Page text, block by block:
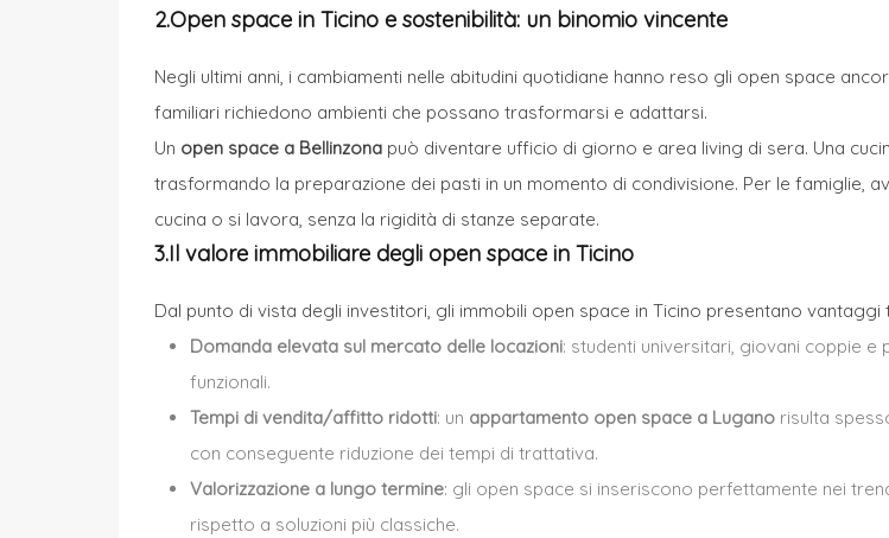
2.Open space in Ticino e sostenibilità: un binomio vincente
Negli ultimi anni, i cambiamenti nelle abitudini quotidiane hanno reso gli open space
familiari richiedono ambienti che possano trasformarsi e adattarsi.
Un open space a Bellinzona può diventare ufficio di giorno e area living di sera. Una
trasformando la preparazione dei pasti in un momento di condivisione. Per le famiglie,
cucina o si lavora, senza la rigidità di stanze separate.
3.Il valore immobiliare degli open space in Ticino
Dal punto di vista degli investitori, gli immobili open space in Ticino presentano vantaggi
Domanda elevata sul mercato delle locazioni: studenti universitari, giovani coppie
funzionali.
Tempi di vendita/affitto ridotti: un appartamento open space a Lugano risulta
con conseguente riduzione dei tempi di trattativa.
Valorizzazione a lungo termine: gli open space si inseriscono perfettamente nei
rispetto a soluzioni più classiche.